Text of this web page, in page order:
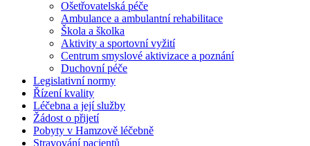
Ošetřovatelská péče
Ambulance a ambulantní rehabilitace
Škola a školka
Aktivity a sportovní vyžití
Centrum smyslové aktivizace a poznání
Duchovní péče
Legislativní normy
Řízení kvality
Léčebna a její služby
Žádost o přijetí
Pobyty v Hamzově léčebně
Stravování pacientů